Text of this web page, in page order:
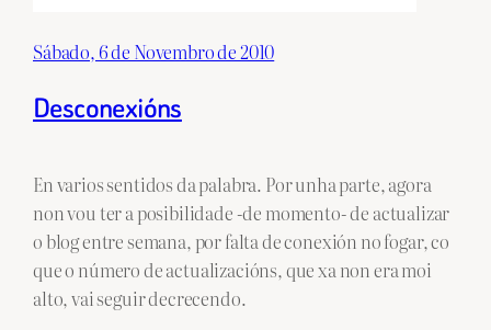
Sábado, 6 de Novembro de 2010
Desconexións
En varios sentidos da palabra. Por unha parte, agora
non vou ter a posibilidade -de momento- de actualizar
o blog entre semana, por falta de conexión no fogar, co
que o número de actualizacións, que xa non era moi
alto, vai seguir decrecendo.